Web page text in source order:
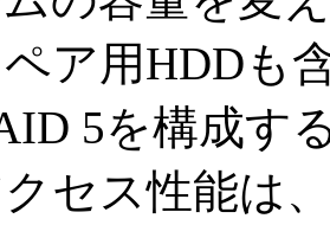
ア用HDDも
5を構成す
セス性能は